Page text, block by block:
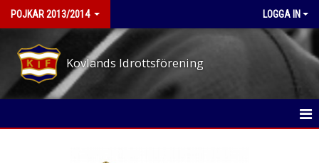
POJKAR 2013/2014 LOGGA IN
Kovlands Idrottsförening